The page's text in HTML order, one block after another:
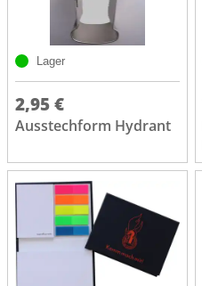
Lager
2,95 €
Ausstechform Hydrant